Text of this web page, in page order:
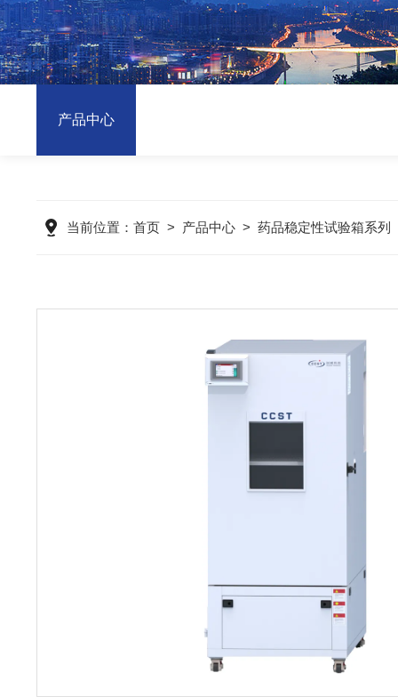
产品中心
当前位置： 首页> 产品中心> 药品稳定性试验箱系列